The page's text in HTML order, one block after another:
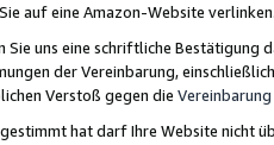
auf eine Amazon-Website
Sie uns eine schriftliche
der Vereinbarung,
Verstoß gegen die Vereinbarung
hat darf Ihre Website nicht